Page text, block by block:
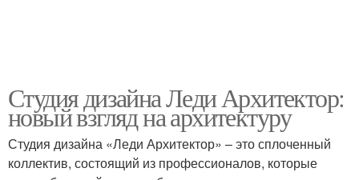
Студия дизайна Леди Архитектор:
новый взгляд на архитектуру
Студия дизайна «Леди Архитектор» – это сплоченный
коллектив, состоящий из профессионалов, которые